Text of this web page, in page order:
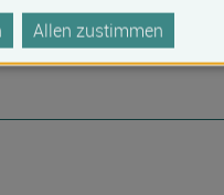
Allen zustimmen